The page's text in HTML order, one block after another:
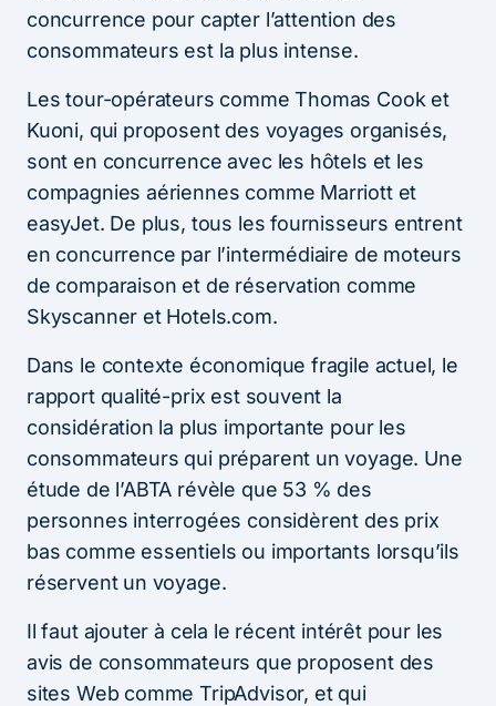
concurrence pour capter l’attention des
consommateurs est la plus intense.
Les tour-opérateurs comme Thomas Cook et
Kuoni, qui proposent des voyages organisés,
sont en concurrence avec les hôtels et les
compagnies aériennes comme Marriott et
easyJet. De plus, tous les fournisseurs entrent
en concurrence par l’intermédiaire de moteurs
de comparaison et de réservation comme
Skyscanner et Hotels.com.
Dans le contexte économique fragile actuel, le
rapport qualité-prix est souvent la
considération la plus importante pour les
consommateurs qui préparent un voyage. Une
étude de l’ABTA révèle que 53 % des
personnes interrogées considèrent des prix
bas comme essentiels ou importants lorsqu’ils
réservent un voyage.
Il faut ajouter à cela le récent intérêt pour les
avis de consommateurs que proposent des
sites Web comme TripAdvisor, et qui